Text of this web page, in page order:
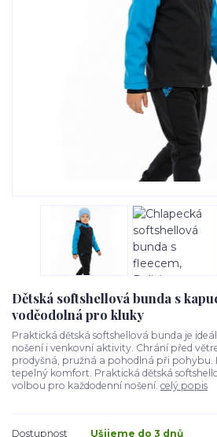
Dětská softshellová bunda s
voděodolná pro kluky
Praktická dětská softshellová bunda je
nošení i venkovní aktivity. Chrání před
prodyšná, pružná a pohodlná při pohybu.
tepelný komfort. Praktická dětská
volbou pro každodenní nošení. celý popis
Dostupnost
Ušijeme do 3 dnů